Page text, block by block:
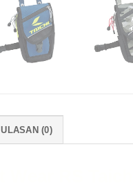
ULASAN (0)